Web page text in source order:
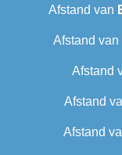
Afstand van
Afstand van
Afstand
Afstand
Afstand